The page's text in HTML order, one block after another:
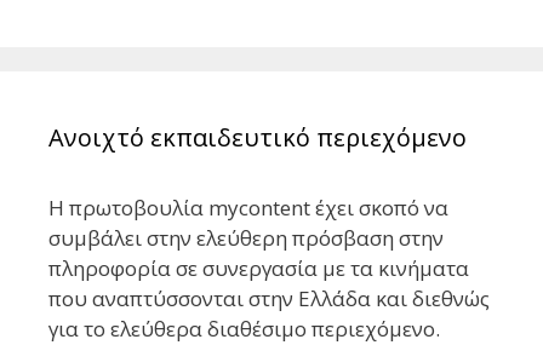
Ανοιχτό εκπαιδευτικό περιεχόμενο
Η πρωτοβουλία mycontent έχει σκοπό να
συμβάλει στην ελεύθερη πρόσβαση στην
πληροφορία σε συνεργασία με τα κινήματα
που αναπτύσσονται στην Ελλάδα και διεθνώς
για το ελεύθερα διαθέσιμο περιεχόμενο.